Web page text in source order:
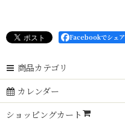
Facebookでシェア
商品カテゴリ
カレンダー
ショッピングカート